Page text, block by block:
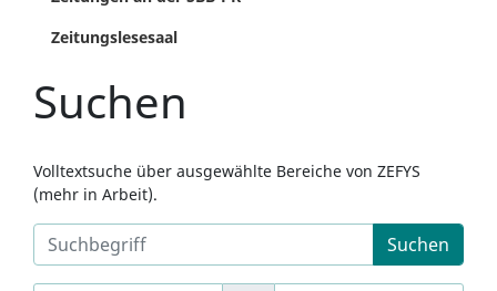
Zeitungslesesaal
Suchen
Volltextsuche über ausgewählte Bereiche von ZEFYS
(mehr in Arbeit).
Suchen